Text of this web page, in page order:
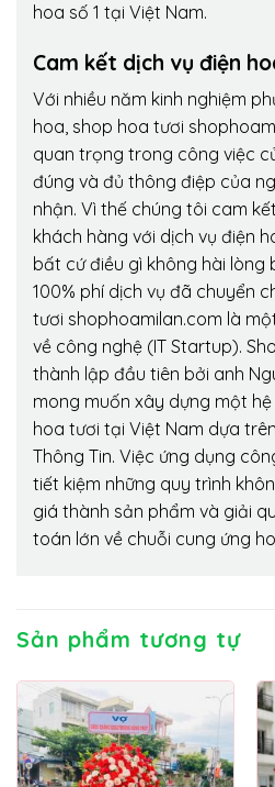
hoa số 1 tại Việt Nam.
Cam kết dịch vụ điện
Với nhiều năm kinh nghiệm
hoa, shop hoa tươi
quan trọng trong công việc
đúng và đủ thông điệp của
nhận. Vì thế chúng tôi cam
khách hàng với dịch vụ điện
bất cứ điều gì không hài lòng
100% phí dịch vụ đã chuyển
tươi shophoamilan.com là
về công nghệ (IT Startup).
thành lập đầu tiên bởi anh
mong muốn xây dựng một
hoa tươi tại Việt Nam dựa
Thông Tin. Việc ứng dụng
tiết kiệm những quy trình
giá thành sản phẩm và giải
toán lớn về chuỗi cung ứng
Sản phẩm tương tự